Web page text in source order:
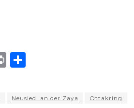
P
Neusiedl an der Zaya
Ottakring